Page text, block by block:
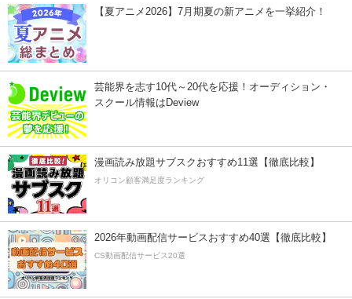
【夏アニメ2026】7月期夏の新アニメを一挙紹介！
芸能界を志す10代～20代を応援！オーディション・
スクール情報はDeview
漫画読み放題サブスクおすすめ11選【徹底比較】
オリコン顧客満足度ランキング
2026年動画配信サービスおすすめ40選【徹底比較】
CS動画配信サービス20選